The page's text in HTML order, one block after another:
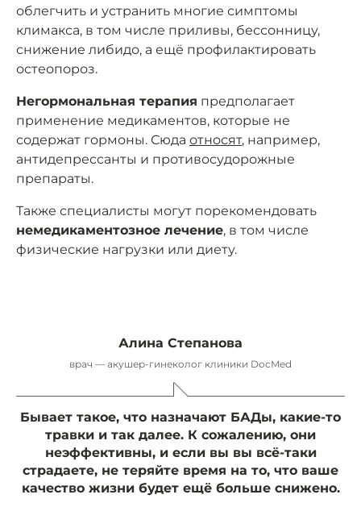
облегчить и устранить многие симптомы
климакса, в том числе приливы, бессонницу,
снижение либидо, а ещё профилактировать
остеопороз.
Негормональная терапия предполагает
применение медикаментов, которые не
содержат гормоны. Сюда относят, например,
антидепрессанты и противосудорожные
препараты.
Также специалисты могут порекомендовать
немедикаментозное лечение, в том числе
физические нагрузки или диету.
Алина Степанова
врач — акушер-гинеколог клиники DocMed
Бывает такое, что назначают БАДы, какие-то
травки и так далее. К сожалению, они
неэффективны, и если вы вы всё-таки
страдаете, не теряйте время на то, что ваше
качество жизни будет ещё больше снижено.